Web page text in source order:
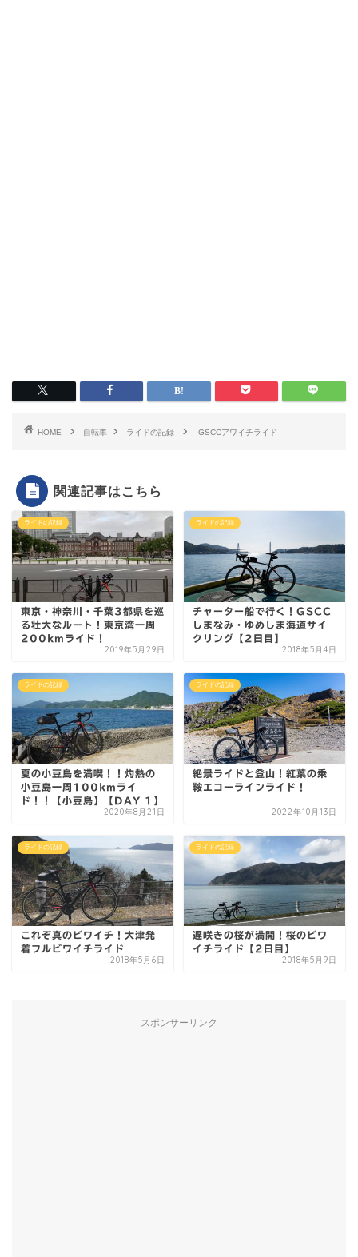
HOME 自転車 ライドの記録 GSCCアワイチライド
関連記事はこちら
ライドの記録
東京・神奈川・千葉3都県を巡
る壮大なルート！東京湾一周
200kmライド！
2019年5月29日
ライドの記録
チャーター船で行く！GSCC
しまなみ・ゆめしま海道サイ
クリング【2日目】
2018年5月4日
ライドの記録
夏の小豆島を満喫！！灼熱の
小豆島一周100kmライ
ド！！【小豆島】【DAY 1】
2020年8月21日
ライドの記録
絶景ライドと登山！紅葉の乗
鞍エコーラインライド！
2022年10月13日
ライドの記録
これぞ真のビワイチ！大津発
着フルビワイチライド
2018年5月6日
ライドの記録
遅咲きの桜が満開！桜のビワ
イチライド【2日目】
2018年5月9日
スポンサーリンク